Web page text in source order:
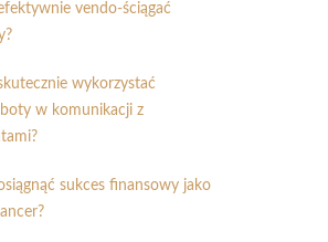
vendo-ściągać
wykorzystać
w komunikacji z
sukces finansowy jako